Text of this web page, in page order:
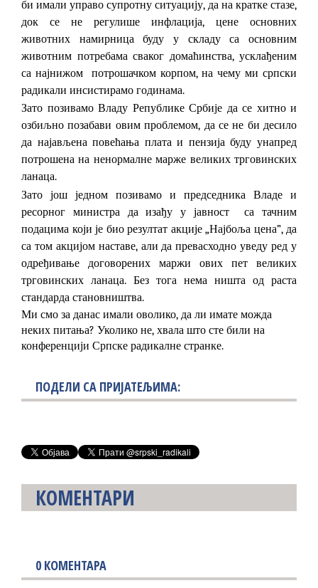
би имали управо супротну ситуацију, да на кратке стазе,
док се не регулише инфлација, цене основних
животних намирница буду у складу са основним
животним потребама сваког домаћинства, усклађеним
са најнижом потрошачком корпом, на чему ми српски
радикали инсистирамо годинама.
Зато позивамо Владу Републике Србије да се хитно и
озбиљно позабави овим проблемом, да се не би десило
да најављена повећања плата и пензија буду унапред
потрошена на ненормалне марже великих трговинских
ланаца.
Зато још једном позивамо и председника Владе и
ресорног министра да изађу у јавност са тачним
подацима који је био резултат акције „Најбоља цена”, да
са том акцијом наставе, али да превасходно уведу ред у
одређивање договорених маржи ових пет великих
трговинских ланаца. Без тога нема ништа од раста
стандарда становништва.
Ми смо за данас имали оволико, да ли имате можда
неких питања? Уколико не, хвала што сте били на
конференцији Српске радикалне странке.
ПОДЕЛИ СА ПРИЈАТЕЉИМА:
КОМЕНТАРИ
0 КОМЕНТАРА